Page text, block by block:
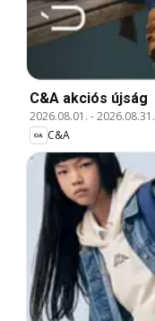
C&A akciós újság
2026.08.01. -2026.08.31.
C&A